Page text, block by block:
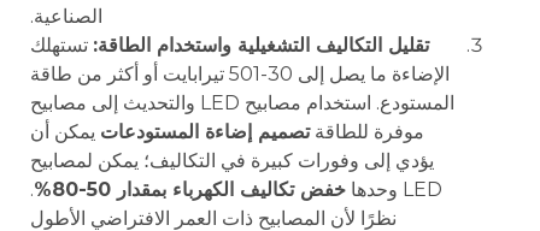
الصناعية.
تقليل التكاليف التشغيلية واستخدام الطاقة: تستهلك
الإضاءة ما يصل إلى 30-501 تيرابايت أو أكثر من طاقة
المستودع. استخدام مصابيح LED والتحديث إلى مصابيح
موفرة للطاقةتصميم إضاءة المستودعات يمكن أن
يؤدي إلى وفورات كبيرة في التكاليف؛ يمكن لمصابيح
LED وحدها
خفض تكاليف الكهرباء بمقدار 50-80%
.
نظرًا لأن المصابيح ذات العمر الافتراضي الأطول